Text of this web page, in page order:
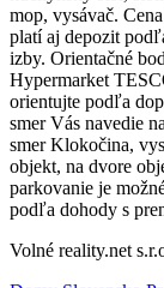
mop, vysávač.
platí aj depozit
izby. Orientačné
Hypermarket
orientujte podľa
smer Vás navedie
smer Klokočina,
objekt, na dvore
parkovanie je
podľa dohody s
Volné reality.net